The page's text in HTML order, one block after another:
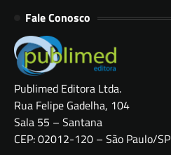
Fale Conosco
Publimed Editora Ltda.
Rua Felipe Gadelha, 104
Sala 55 – Santana
CEP: 02012-120 – São Paulo/SP